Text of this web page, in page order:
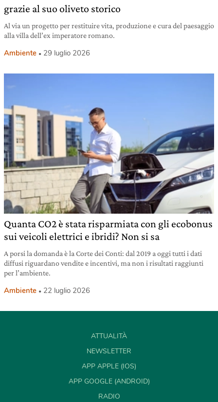
grazie al suo oliveto storico
Al via un progetto per restituire vita, produzione e cura del paesaggio
alla villa dell’ex imperatore romano.
Ambiente 29 luglio 2026
Quanta CO2 è stata risparmiata con gli ecobonus
sui veicoli elettrici e ibridi? Non si sa
A porsi la domanda è la Corte dei Conti: dal 2019 a oggi tutti i dati
diffusi riguardano vendite e incentivi, ma non i risultati raggiunti
per l’ambiente.
Ambiente 22 luglio 2026
ATTUALITÀ
NEWSLETTER
APP APPLE (IOS)
APP GOOGLE (ANDROID)
RADIO